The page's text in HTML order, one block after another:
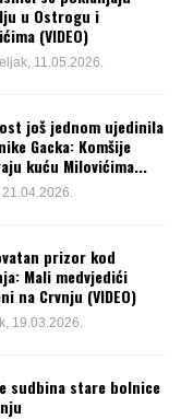
u Ostrogu i
(VIDEO)
11.05.2026.
još jednom ujedinila
Gacka: Komšije
kuću Milovićima...
21.04.2026.
prizor kod
Mali medvjedići
na Crvnju (VIDEO)
19.03.2026.
sudbina stare bolnice